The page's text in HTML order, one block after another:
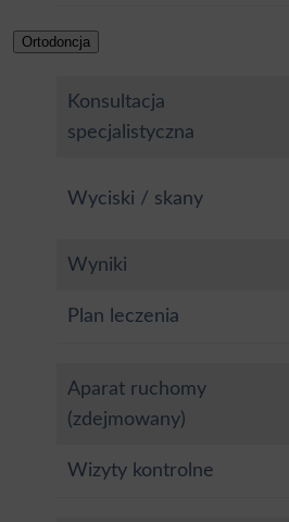
Ortodoncja
Konsultacja
specjalistyczna
Wyciski / skany
Wyniki
Plan leczenia
Aparat ruchomy
(zdejmowany)
Wizyty kontrolne